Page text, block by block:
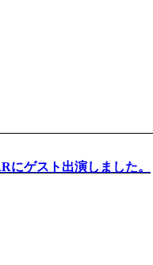
にゲスト出演しました。